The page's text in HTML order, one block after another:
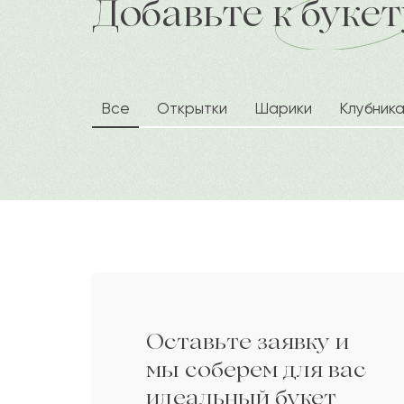
доставка по городу в течение
Кайыргали
Аскар
Добавьте к
Все Открытки Шарики
Оставьте заявку и
мы соберем для вас